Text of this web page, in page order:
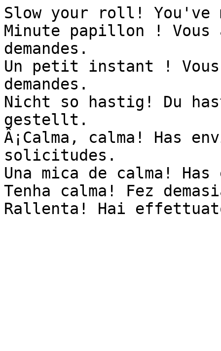
Slow your roll! You've
Minute papillon ! Vous
demandes.
Un petit instant !
demandes.
Nicht so hastig! Du
gestellt.
Â¡Calma, calma! Has
solicitudes.
Una mica de calma!
Tenha calma! Fez
Rallenta! Hai